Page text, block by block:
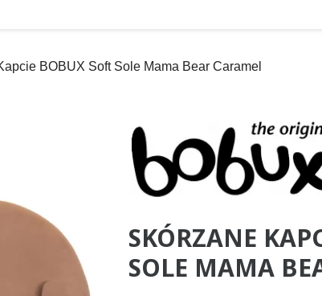
BOBUX Soft Sole Mama Bear Caramel
SKÓRZANE
SOLE MAMA